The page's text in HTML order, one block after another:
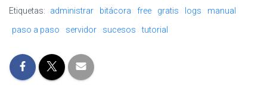
Etiquetas: administrar bitácora free gratis logs
manual
paso a paso
servidor sucesos tutorial